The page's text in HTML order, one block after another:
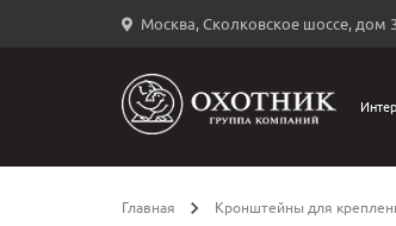
Москва, Сколковское шоссе, дом
←
Главная Кронштейны для